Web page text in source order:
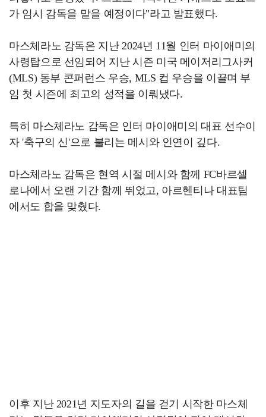
가 임시 감독을 맡을 예정이다"라고 발표했다.
마스체라노 감독은 지난 2024년 11월 인터 마이애미의
사령탑으로 선임되어 지난 시즌 미국 메이저리그사커
(MLS) 동부 콘퍼런스 우승, MLS 컵 우승을 이끌며 부
임 첫 시즌에 최고의 성적을 이뤄냈다.
특히 마스체라노 감독은 인터 마이애미의 대표 선수이
자 '축구의 신'으로 불리는 메시와 인연이 깊다.
마스체라노 감독은 현역 시절 메시와 함께 FC바르셀
로나에서 오랜 기간 함께 뛰었고, 아르헨티나 대표팀
에서도 합을 맞췄다.
이후 지난 2021년 지도자의 길을 걷기 시작한 마스체